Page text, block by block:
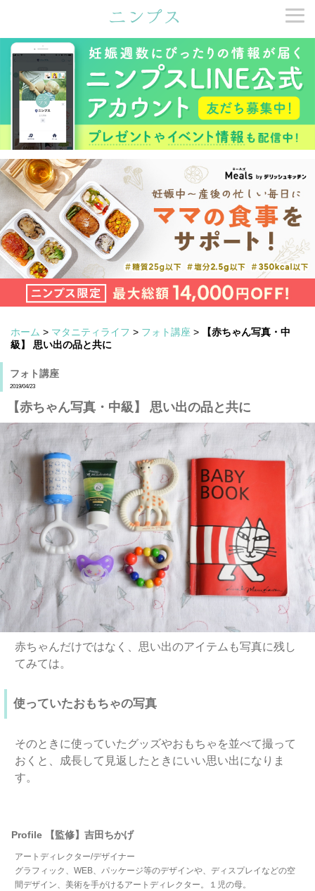
ホーム > マタニティライフ > フォト講座 >
【赤ちゃん写真・中
級】 思い出の品と共に
フォト講座
2019/04/23
【赤ちゃん写真・中級】 思い出の品と共に
赤ちゃんだけではなく、思い出のアイテムも写真に残し
てみては。
使っていたおもちゃの写真
そのときに使っていたグッズやおもちゃを並べて撮って
おくと、成長して見返したときにいい思い出になりま
す。
Profile 【監修】吉田ちかげ
アートディレクター/デザイナー
グラフィック、WEB、パッケージ等のデザインや、ディスプレイなどの空
間デザイン、美術を手がけるアートディレクター。１児の母。